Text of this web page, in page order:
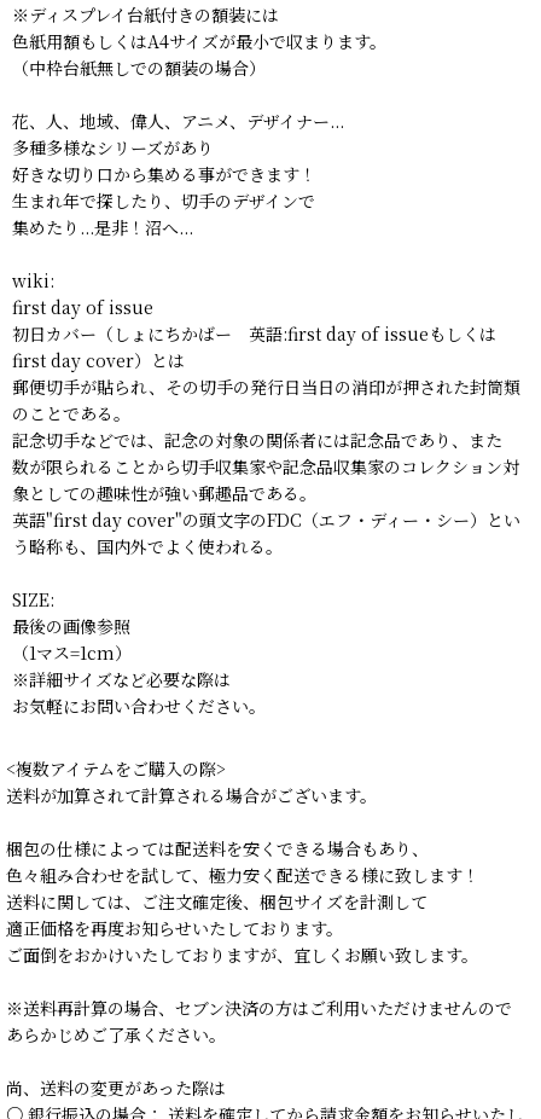
※ディスプレイ台紙付きの額装には
色紙用額もしくはA4サイズが最小で収まります。
（中枠台紙無しでの額装の場合）
花、人、地域、偉人、アニメ、デザイナー...
多種多様なシリーズがあり
好きな切り口から集める事ができます！
生まれ年で探したり、切手のデザインで
集めたり...是非！沼へ...
wiki:
first day of issue
初日カバー（しょにちかばー 英語:first day of issueもしくは
first day cover）とは
郵便切手が貼られ、その切手の発行日当日の消印が押された封筒類
のことである。
記念切手などでは、記念の対象の関係者には記念品であり、また
数が限られることから切手収集家や記念品収集家のコレクション対
象としての趣味性が強い郵趣品である。
英語"first day cover"の頭文字のFDC（エフ・ディー・シー）とい
う略称も、国内外でよく使われる。
SIZE:
最後の画像参照
（1マス=1cm）
※詳細サイズなど必要な際は
お気軽にお問い合わせください。
<複数アイテムをご購入の際>
送料が加算されて計算される場合がございます。
梱包の仕様によっては配送料を安くできる場合もあり、
色々組み合わせを試して、極力安く配送できる様に致します！
送料に関しては、ご注文確定後、梱包サイズを計測して
適正価格を再度お知らせいたしております。
ご面倒をおかけいたしておりますが、宜しくお願い致します。
※送料再計算の場合、セブン決済の方はご利用いただけませんので
あらかじめご了承ください。
尚、送料の変更があった際は
○ 銀行振込の場合： 送料を確定してから請求金額をお知らせいたし